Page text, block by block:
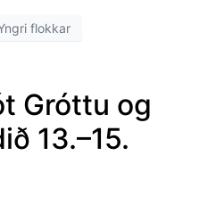
flokkar
Gróttu og
13.–15.